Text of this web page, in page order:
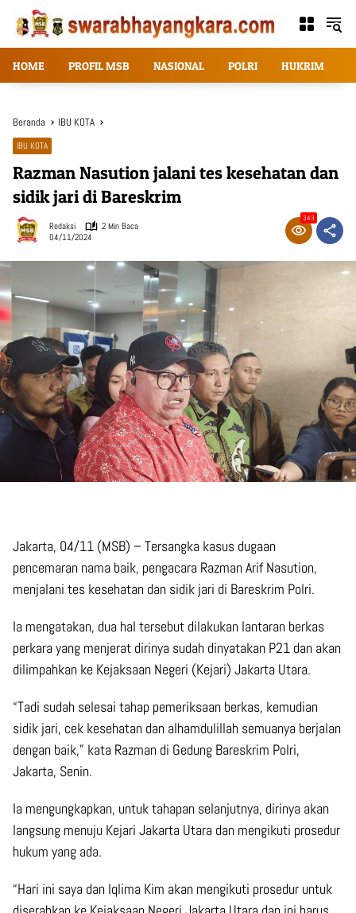
Langsung
konten
HOME PROFIL MSB NASIONAL POLRI HUKRIM
Beranda IBU KOTA
IBU KOTA
Razman Nasution jalani tes kesehatan dan
sidik jari di Bareskrim
Redaksi
2 Min Baca
04/11/2024
343
Jakarta, 04/11 (MSB) – Tersangka kasus dugaan
pencemaran nama baik, pengacara Razman Arif Nasution,
menjalani tes kesehatan dan sidik jari di Bareskrim Polri.
Ia mengatakan, dua hal tersebut dilakukan lantaran berkas
perkara yang menjerat dirinya sudah dinyatakan P21 dan akan
dilimpahkan ke Kejaksaan Negeri (Kejari) Jakarta Utara.
“Tadi sudah selesai tahap pemeriksaan berkas, kemudian
sidik jari, cek kesehatan dan alhamdulillah semuanya berjalan
dengan baik,” kata Razman di Gedung Bareskrim Polri,
Jakarta, Senin.
Ia mengungkapkan, untuk tahapan selanjutnya, dirinya akan
langsung menuju Kejari Jakarta Utara dan mengikuti prosedur
hukum yang ada.
“Hari ini saya dan Iqlima Kim akan mengikuti prosedur untuk